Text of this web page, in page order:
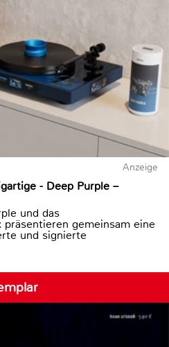
Anzeige
- Deep Purple –
und das
gemeinsam eine
und signierte